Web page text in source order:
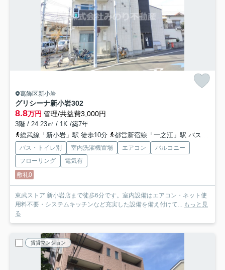
葛飾区新小岩
グリシーナ新小岩302
8.8万円 管理/共益費3,000円
3階 / 24.23㎡ / 1K /築7年
総武線「新小岩」駅 徒歩10分
都営新宿線「一之江」駅 バス22分 「下小松橋」 停歩22分
バス・トイレ別 室内洗濯機置場 エアコン
バルコニー
フローリング
電気有
敷礼0
東武ストア 新小岩店まで徒歩6分です。室内設備はエアコン・ネット使
用料不要・システムキッチンなど充実した設備を備え付けて...
もっと見
る
賃貸マンション